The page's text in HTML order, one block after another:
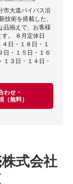
市大道バイパス沿
技術を搭載した、
品揃えで、お客様
す。 ８月定休日
日・１８日・１
・１５日・１６
３日・１４日・
わせ・
（無料）
式会社